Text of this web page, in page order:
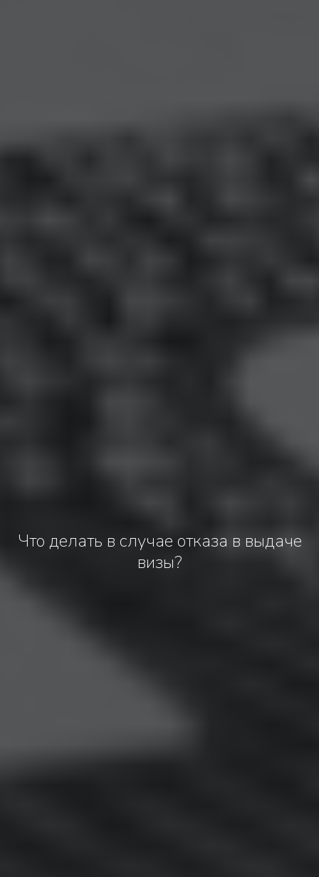
Что делать в случае отказа в выдаче
визы?